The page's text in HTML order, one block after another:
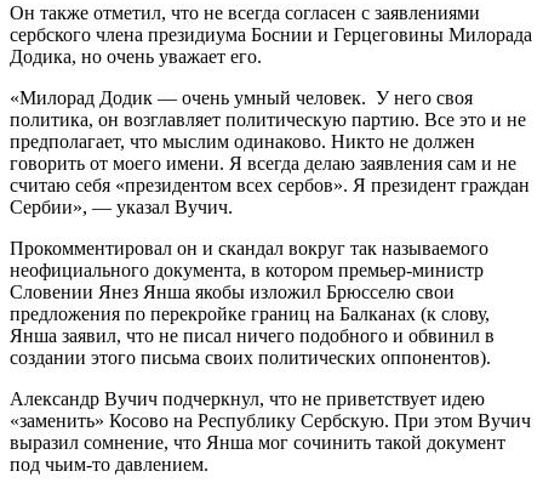
Он также отметил, что не всегда согласен с заявлениями
сербского члена президиума Боснии и Герцеговины Милорада
Додика, но очень уважает его.
«Милорад Додик — очень умный человек. У него своя
политика, он возглавляет политическую партию. Все это и не
предполагает, что мыслим одинаково. Никто не должен
говорить от моего имени. Я всегда делаю заявления сам и не
считаю себя «президентом всех сербов». Я президент граждан
Сербии», — указал Вучич.
Прокомментировал он и скандал вокруг так называемого
неофициального документа, в котором премьер-министр
Словении Янез Янша якобы изложил Брюсселю свои
предложения по перекройке границ на Балканах (к слову,
Янша заявил, что не писал ничего подобного и обвинил в
создании этого письма своих политических оппонентов).
Александр Вучич подчеркнул, что не приветствует идею
«заменить» Косово на Республику Сербскую. При этом Вучич
выразил сомнение, что Янша мог сочинить такой документ
под чьим-то давлением.